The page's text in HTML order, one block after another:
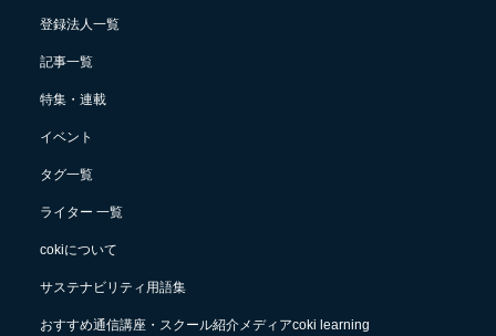
登録法人一覧
記事一覧
特集・連載
イベント
タグ一覧
ライター 一覧
cokiについて
サステナビリティ用語集
おすすめ通信講座・スクール紹介メディアcoki learning